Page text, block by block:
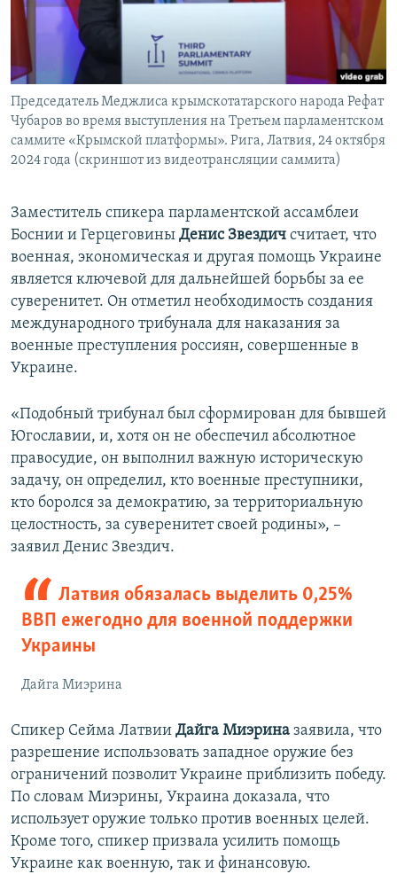
Председатель Меджлиса крымскотатарского народа Рефат
Чубаров во время выступления на Третьем парламентском
саммите «Крымской платформы». Рига, Латвия, 24 октября
2024 года (скриншот из видеотрансляции саммита)
Заместитель спикера парламентской ассамблеи
Боснии и Герцеговины Денис Звездич считает, что
военная, экономическая и другая помощь Украине
является ключевой для дальнейшей борьбы за ее
суверенитет. Он отметил необходимость создания
международного трибунала для наказания за
военные преступления россиян, совершенные в
Украине.
«Подобный трибунал был сформирован для бывшей
Югославии, и, хотя он не обеспечил абсолютное
правосудие, он выполнил важную историческую
задачу, он определил, кто военные преступники,
кто боролся за демократию, за территориальную
целостность, за суверенитет своей родины», –
заявил Денис Звездич.
Латвия обязалась выделить 0,25%
ВВП ежегодно для военной поддержки
Украины
Дайга Миэрина
Спикер Сейма Латвии Дайга Миэрина заявила, что
разрешение использовать западное оружие без
ограничений позволит Украине приблизить победу.
По словам Миэрины, Украина доказала, что
использует оружие только против военных целей.
Кроме того, спикер призвала усилить помощь
Украине как военную, так и финансовую.